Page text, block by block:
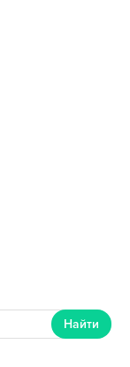
Найти